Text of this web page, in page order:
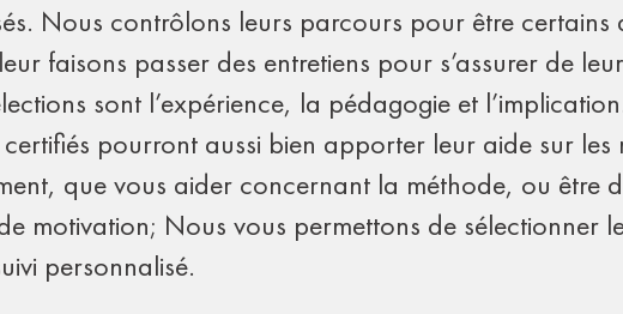
Nous contrôlons leurs parcours pour être certains
faisons passer des entretiens pour s’assurer de
sont l’expérience, la pédagogie et
pourront aussi bien apporter leur aide sur
que vous aider concernant la méthode, ou être
motivation; Nous vous permettons de
personnalisé.